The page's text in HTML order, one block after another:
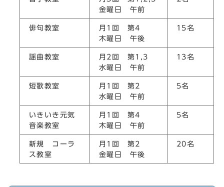
金曜日 午前
俳句教室
月1回 第4
木曜日 午後
15名
謡曲教室
月2回 第1,3
水曜日 午前
13名
短歌教室
月1回 第2
水曜日 午前
5名
いきいき元気
音楽教室
月1回 第4
木曜日 午前
5名
新規 コーラ
ス教室
月1回 第2
金曜日 午後
20名